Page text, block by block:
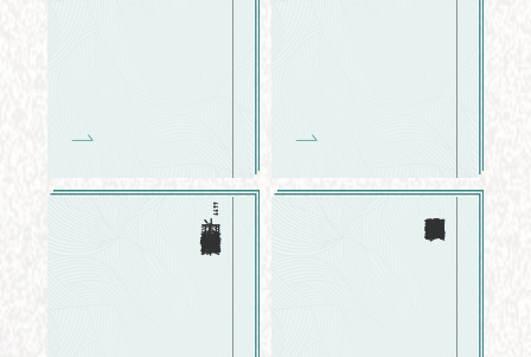
为“五卅”惨案对上海《民国日报》记者的谈话